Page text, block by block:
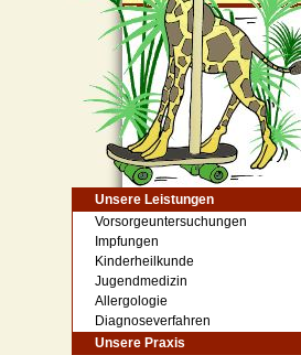
Unsere Leistungen
Vorsorgeuntersuchungen
Impfungen
Kinderheilkunde
Jugendmedizin
Allergologie
Diagnoseverfahren
Unsere Praxis